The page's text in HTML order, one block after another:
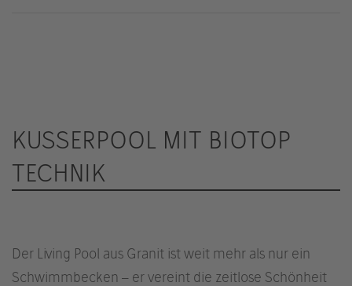
KUSSERPOOL MIT BIOTOP
TECHNIK
Der Living Pool aus Granit ist weit mehr als nur ein
Schwimmbecken – er vereint die zeitlose Schönheit